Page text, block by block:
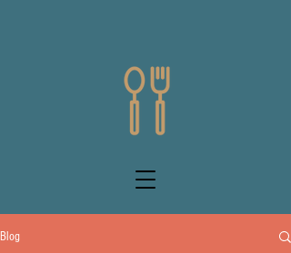
Blog